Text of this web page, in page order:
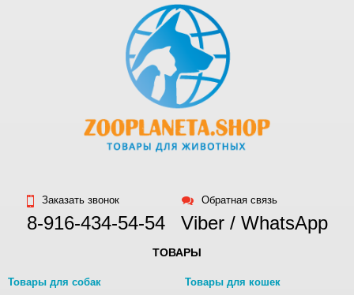
Заказать звонок
8-916-434-54-54
Обратная связь
Viber / WhatsApp
ТОВАРЫ
Товары для собак Товары для кошек